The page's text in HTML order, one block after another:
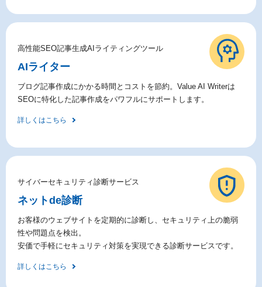
高性能SEO記事生成AIライティングツール
AIライター
ブログ記事作成にかかる時間とコストを節約。Value AI Writerは
SEOに特化した記事作成をパワフルにサポートします。
詳しくはこちら
サイバーセキュリティ診断サービス
ネットde診断
お客様のウェブサイトを定期的に診断し、セキュリティ上の脆弱
性や問題点を検出。
安価で手軽にセキュリティ対策を実現できる診断サービスです。
詳しくはこちら